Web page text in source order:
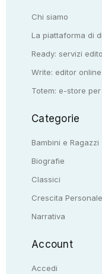
Chi siamo
La piattaforma di
Ready: servizi
Write: editor online
Totem: e-store
Categorie
Bambini e Ragazzi
Biografie
Classici
Crescita Personale
Narrativa
Account
Accedi